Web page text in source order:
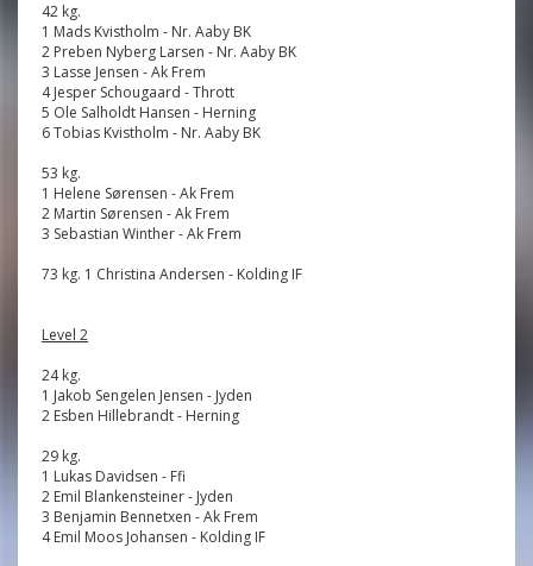
42 kg.
1 Mads Kvistholm - Nr. Aaby BK
2 Preben Nyberg Larsen - Nr. Aaby BK
3 Lasse Jensen - Ak Frem
4 Jesper Schougaard - Thrott
5 Ole Salholdt Hansen - Herning
6 Tobias Kvistholm - Nr. Aaby BK
53 kg.
1 Helene Sørensen - Ak Frem
2 Martin Sørensen - Ak Frem
3 Sebastian Winther - Ak Frem
73 kg. 1 Christina Andersen - Kolding IF
Level 2
24 kg.
1 Jakob Sengelen Jensen - Jyden
2 Esben Hillebrandt - Herning
29 kg.
1 Lukas Davidsen - Ffi
2 Emil Blankensteiner - Jyden
3 Benjamin Bennetxen - Ak Frem
4 Emil Moos Johansen - Kolding IF